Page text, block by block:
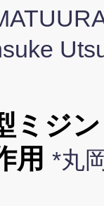
ミジ
用 *丸